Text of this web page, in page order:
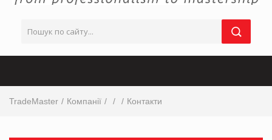
TradeMaster Компанії Контакти